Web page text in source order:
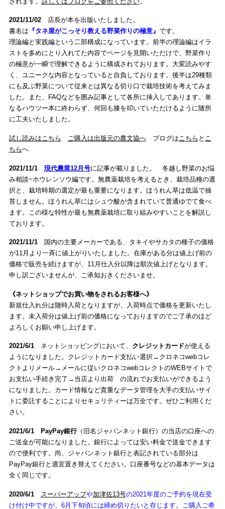
2021/11/02店長が本を出版いたしました。
書名は 『タネ屋がこっそり教える野菜作りの極意』 です。
理論編と実践編という二部構成になっています。前半の理論編はイラ
ストを多めにとり入れてた内容でページを見開いただけで、野菜作り
の極意が一瞬で理解できるように構成されております。大変読みやす
く、ユニークな内容となっていると自負しております。後半は29種類
にも及ぶ野菜について従来とは異なる切り口で栽培技術を考えてみま
した。また、FAQなどを囲み記事として各所に挿入してあります。単
なるハウツー本に終わらず、何回も膝を叩いていただけるように随所
に工夫いたしました。
試し読みはこちら ご購入は出版元の農文協へブログは こちら と こ
ちらへ
2021/11/1 現代農業12月号に記事が載りました。 冬越し野菜のお悩
み相談~ホウレンソウ編です。無農薬栽培を考えるとき、栽培品種の選
択と、栽培時期の選定が最も重要になります。ほうれん草は低温で抽
苔しません。ほうれん草にはシュウ酸が含まれていて普通ゆでて食べ
ます。この様な特性が最も無農薬栽培に取り組みやすいことを解説し
ております。
2021/11/1国内の主要メーカーである、タキイやサカタの種子の価格
が11月より一斉に値上がりいたしました。在庫がある分は値上げ前の
価格で販売を続けますが、11月仕入分以降は順次値上げとなります。
申し訳ございませんが、ご承知おきくださいませ。
《ネットショップでお買い物をされるお客様へ》
新規仕入れ分は随時入荷となりますが、入荷時点で価格を更新いたし
ます。未入荷分は値上げ前の価格になっておりますのでご了承のほど
よろしくお願い申し上げます。
2021/6/1ネットショッピングにおいて、 クレジットカードが使える
ようになりました。クレジットカード支払い選択→クロネコwebコレ
クトよりメール→メールに従いクロネコwebコレクトのWEBサイトで
お支払い手続き完了→当店より出荷 の流れでお支払いができるよう
になりました。カード情報など貴重なデータ管理を大手の支払いサイ
トに委託することによりセキュリティーは万全です。ぜひご利用くだ
さい。
2021/6/1 PayPay銀行（旧名ジャパンネット銀行）の当店の口座への
ご送金が可能になりました。銀行によっては安い料金で送金できます
ので便利です。尚、ジャパンネット銀行と表記されている部分は
PayPay銀行と適宜置き替えてください。口座番号などの基本データは
全く同じです。
2020/6/1 スーパーアップや加津佐13号の2021年度のご予約を現在受
け付け中ですが、6月下旬頃には締め切りたいと存じます。ご購入ご希